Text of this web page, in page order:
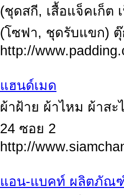
(ชุดสกี, เสื้อแจ็คเก็ต
(โซฟา, ชุดรับแขก)
http://
แฮนด์เมด
ผ้าฝ้าย ผ้าไหม ผ้าส
24 ซอย 2
http://
แอน-แบคท์ ผลิตภัณ